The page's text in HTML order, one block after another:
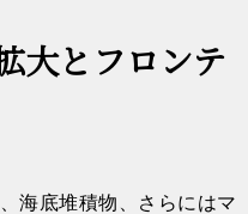
大とフロンテ
海底堆積物、さらにはマ